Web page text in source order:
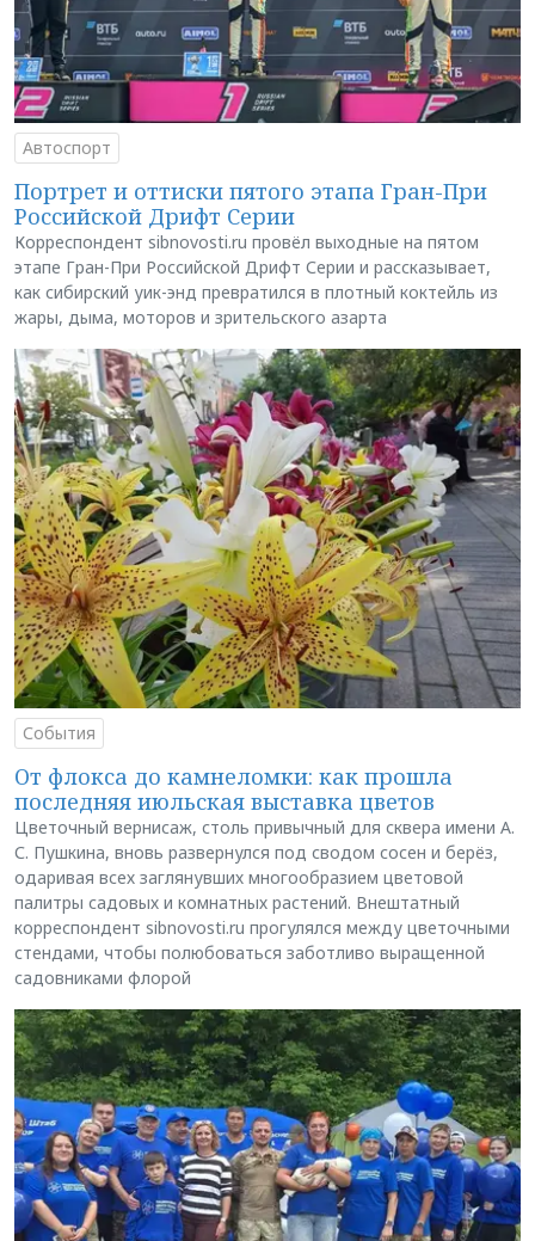
Автоспорт
Портрет и оттиски пятого этапа Гран-При
Российской Дрифт Серии
Корреспондент sibnovosti.ru провёл выходные на пятом
этапе Гран-При Российской Дрифт Серии и рассказывает,
как сибирский уик-энд превратился в плотный коктейль из
жары, дыма, моторов и зрительского азарта
События
От флокса до камнеломки: как прошла
последняя июльская выставка цветов
Цветочный вернисаж, столь привычный для сквера имени А.
С. Пушкина, вновь развернулся под сводом сосен и берёз,
одаривая всех заглянувших многообразием цветовой
палитры садовых и комнатных растений. Внештатный
корреспондент sibnovosti.ru прогулялся между цветочными
стендами, чтобы полюбоваться заботливо выращенной
садовниками флорой